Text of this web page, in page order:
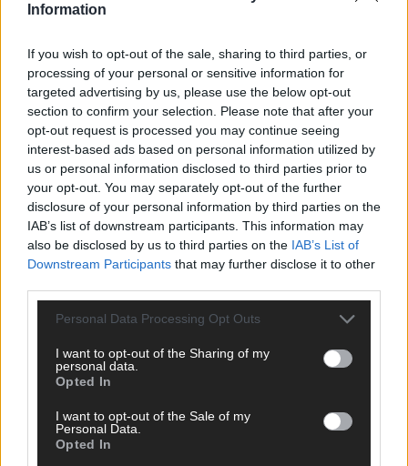
Information
If you wish to opt-out of the sale, sharing to third parties, or
processing of your personal or sensitive information for
targeted advertising by us, please use the below opt-out
section to confirm your selection. Please note that after your
opt-out request is processed you may continue seeing
interest-based ads based on personal information utilized by
us or personal information disclosed to third parties prior to
your opt-out. You may separately opt-out of the further
disclosure of your personal information by third parties on the
IAB’s list of downstream participants. This information may
also be disclosed by us to third parties on the IAB’s List of
Downstream Participants that may further disclose it to other
Personal Data Processing Opt Outs
I want to opt-out of the Sharing of my
personal data.
Opted In
I want to opt-out of the Sale of my
Personal Data.
Opted In
Über Redaktion | Stuttgarter Blatt 557 Artikel
Das Stuttgarter Blatt ist eine unabhängige, digitale
Nachrichtenplattform mit Sitz in Stuttgart. Unsere Redaktion
berichtet fundiert, verständlich und aktuell über das Geschehen
in der Region, in Deutschland und der Welt. Wir verbinden
klassisches journalistisches Handwerk mit modernen
Erzählformen – klar, zuverlässig und nah an den Menschen.
KOMMENTARE
Hinterlasse einen Kommentar